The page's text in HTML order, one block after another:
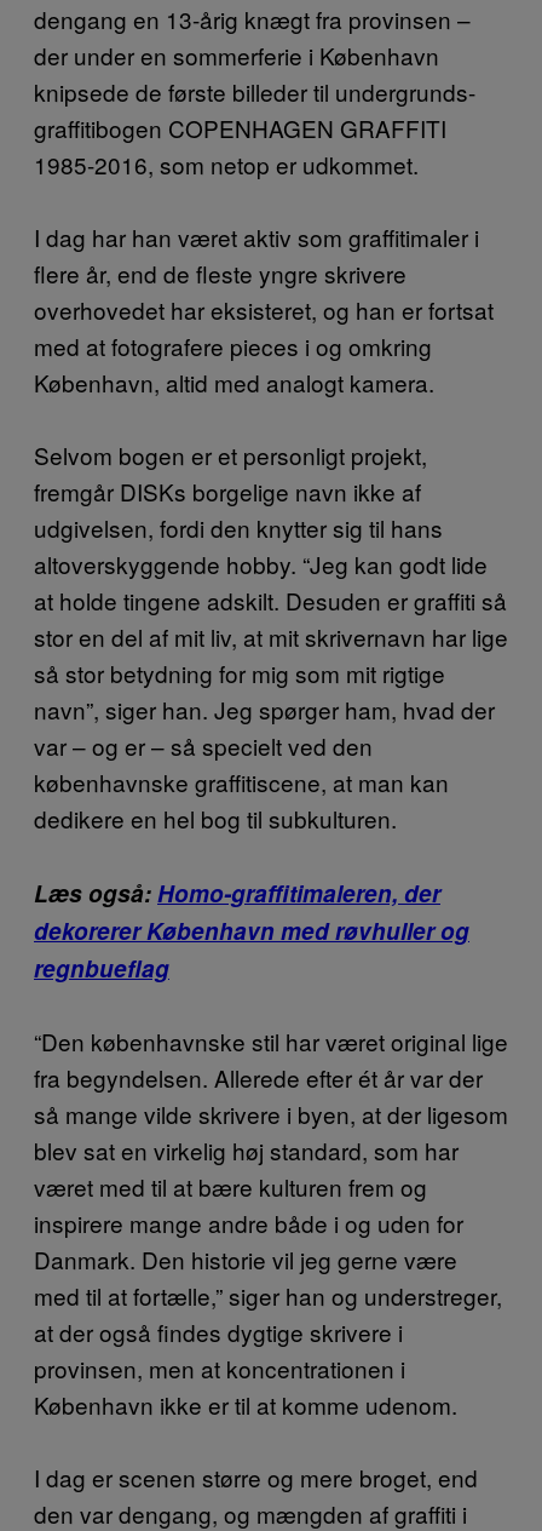
dengang en 13-årig knægt fra provinsen –
der under en sommerferie i København
knipsede de første billeder til undergrunds-
graffitibogen COPENHAGEN GRAFFITI
1985-2016, som netop er udkommet.
I dag har han været aktiv som graffitimaler i
flere år, end de fleste yngre skrivere
overhovedet har eksisteret, og han er fortsat
med at fotografere pieces i og omkring
København, altid med analogt kamera.
Selvom bogen er et personligt projekt,
fremgår DISKs borgelige navn ikke af
udgivelsen, fordi den knytter sig til hans
altoverskyggende hobby. “Jeg kan godt lide
at holde tingene adskilt. Desuden er graffiti så
stor en del af mit liv, at mit skrivernavn har lige
så stor betydning for mig som mit rigtige
navn”, siger han. Jeg spørger ham, hvad der
var – og er – så specielt ved den
københavnske graffitiscene, at man kan
dedikere en hel bog til subkulturen.
Læs også:Homo-graffitimaleren, der
dekorerer København med røvhuller og
regnbueflag
“Den københavnske stil har været original lige
fra begyndelsen. Allerede efter ét år var der
så mange vilde skrivere i byen, at der ligesom
blev sat en virkelig høj standard, som har
været med til at bære kulturen frem og
inspirere mange andre både i og uden for
Danmark. Den historie vil jeg gerne være
med til at fortælle,” siger han og understreger,
at der også findes dygtige skrivere i
provinsen, men at koncentrationen i
København ikke er til at komme udenom.
I dag er scenen større og mere broget, end
den var dengang, og mængden af graffiti i